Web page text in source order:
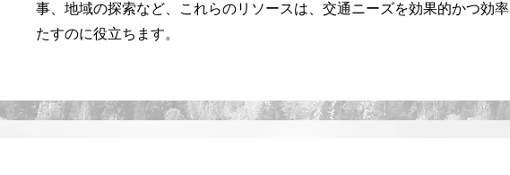
事、地域の探索など、これらのリソースは、交通ニーズを効果的かつ効
たすのに役立ちます。